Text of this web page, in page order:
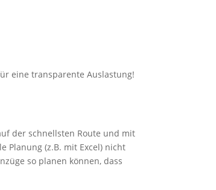
eine transparente Auslastung!
der schnellsten Route und mit
Planung (z.B. mit Excel) nicht
so planen können, dass